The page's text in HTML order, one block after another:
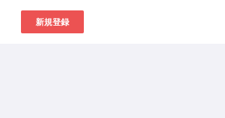
新規登録